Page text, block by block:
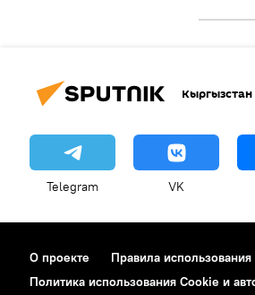
Кыргызстан
Telegram VK
О проекте Правила использования
Политика использования Cookie и